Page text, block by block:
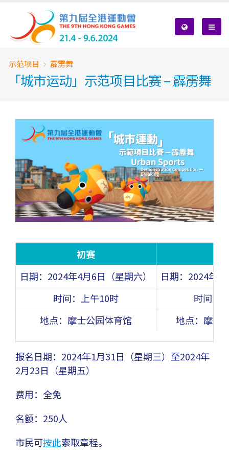
content
Breadcrumb
示范项目 霹雳舞
「城市运动」示范项目比赛 – 霹雳舞
初赛
日期：2024年4月6日（星期六）
日期：2024年5
时间：上午10时
时间：
地点：摩士公园体育馆
地点：摩士
报名日期：2024年1月31日（星期三）至2024年
2月23日（星期五）
费用：全免
名额：250人
市民可按此索取章程。